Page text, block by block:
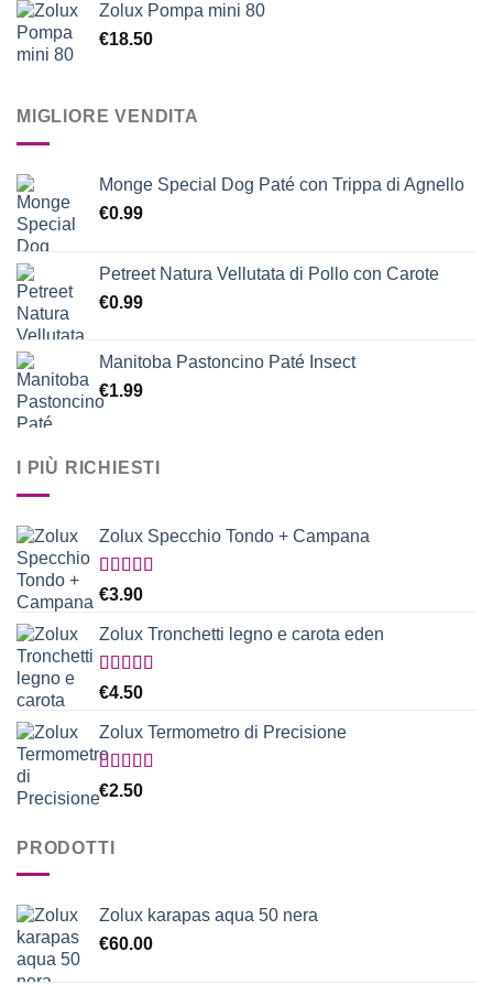
Zolux Pompa mini 80
€18.50
MIGLIORE VENDITA
Monge Special Dog Paté con Trippa di Agnello
€0.99
Petreet Natura Vellutata di Pollo con Carote
€0.99
Manitoba Pastoncino Paté Insect
€1.99
I PIÙ RICHIESTI
Zolux Specchio Tondo + Campana
Valutato
€3.90
Zolux Tronchetti legno e carota eden
Valutato
€4.50
Zolux Termometro di Precisione
Valutato
5.00
€2.50
PRODOTTI
Zolux karapas aqua 50 nera
€60.00